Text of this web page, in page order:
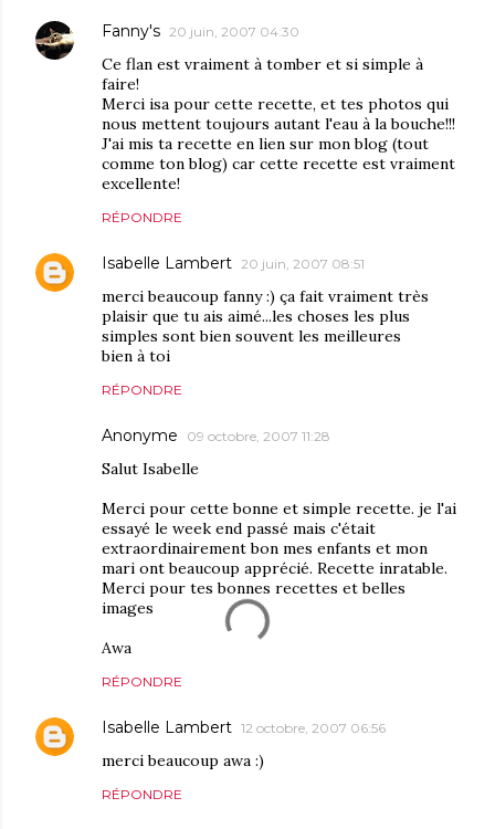
Fanny's 20 juin, 2007 04:30
Ce flan est vraiment à tomber et si simple à
faire!
Merci isa pour cette recette, et tes photos qui
nous mettent toujours autant l'eau à la bouche!!!
J'ai mis ta recette en lien sur mon blog (tout
comme ton blog) car cette recette est vraiment
excellente!
RÉPONDRE
Isabelle Lambert 20 juin, 2007 08:51
merci beaucoup fanny :) ça fait vraiment très
plaisir que tu ais aimé...les choses les plus
simples sont bien souvent les meilleures
bien à toi
RÉPONDRE
Anonyme 09 octobre, 2007 11:28
Salut Isabelle
Merci pour cette bonne et simple recette. je l'ai
essayé le week end passé mais c'était
extraordinairement bon mes enfants et mon
mari ont beaucoup apprécié. Recette inratable.
Merci pour tes bonnes recettes et belles
images
Awa
RÉPONDRE
Isabelle Lambert 12 octobre, 2007 06:56
merci beaucoup awa :)
RÉPONDRE